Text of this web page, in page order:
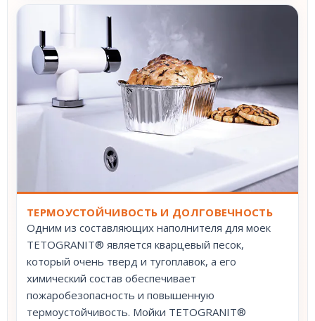
ТЕРМОУСТОЙЧИВОСТЬ И ДОЛГОВЕЧНОСТЬ
Одним из составляющих наполнителя для моек
TETOGRANIT® является кварцевый песок,
который очень тверд и тугоплавок, а его
химический состав обеспечивает
пожаробезопасность и повышенную
термоустойчивость. Мойки TETOGRANIT®